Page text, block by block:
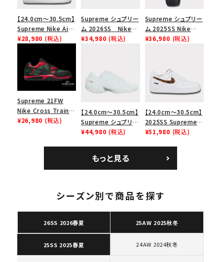
【24.0cm～30.5cm】
Supreme Nike Air
Force 1 Low シュプ
ース１スニーカー シ
ューズ ホワイト
¥28,980 (税込)
Supreme シュプリー
ム 2026SS Nike
SB Air Max 2 CB 94
¥34,980 (税込)
Supreme シュプリー
ム 2025SS Nike
Leather Shoulder
¥36,980 (税込)
Supreme 21FW
Nike Cross Trainer
Low ナイキクロスト
¥26,980 (税込)
【24.0cm～30.5cm】
Supreme シュプリー
ム 2023AW Nike
カー ホワイト 白
¥44,980 (税込)
【24.0cm～30.5cm】
2025SS Supreme
GOODENOUGH
ムグッドイナフ ナイキ
エアフォース１スニー
ト
¥51,980 (税込)
もっと見る
シーズン別で商品を探す
26SS 2026春夏 25AW 2025秋冬
25SS 2025春夏 24AW 2024秋冬